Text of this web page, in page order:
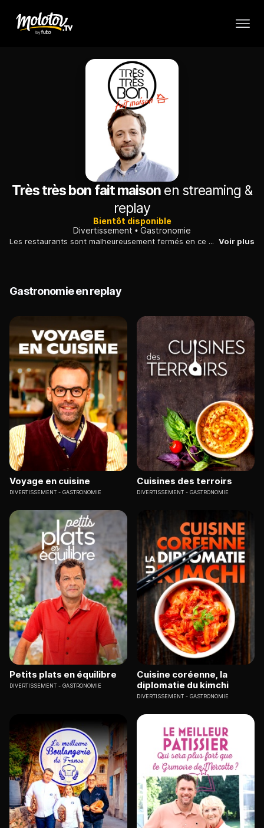
Très très bon fait maison en streaming &
replay
Bientôt disponible
Divertissement
Gastronomie
Les restaurants sont malheureusement fermés en ce moment mais l'équipe de «Très très bon» n'a pas perdu son appétit pour autant, et a concocté un petit carnet de bord express. Voir plus
Gastronomie en replay
Voyage en cuisine
DIVERTISSEMENT GASTRONOMIE
Cuisines des terroirs
DIVERTISSEMENT GASTRONOMIE
Petits plats en équilibre
DIVERTISSEMENT GASTRONOMIE
Cuisine coréenne, la
diplomatie du kimchi
DIVERTISSEMENT GASTRONOMIE